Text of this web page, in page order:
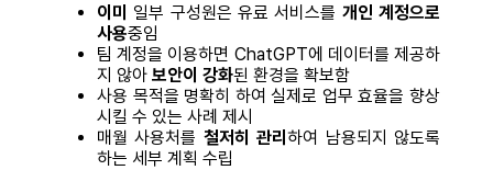
이미 일부 구성원은 유료 서비스를 개인 계정으로
사용중임
팀 계정을 이용하면 ChatGPT에 데이터를 제공하
지 않아 보안이 강화된 환경을 확보함
사용 목적을 명확히 하여 실제로 업무 효율을 향상
시킬 수 있는 사례 제시
매월 사용처를 철저히 관리하여 남용되지 않도록
하는 세부 계획 수립